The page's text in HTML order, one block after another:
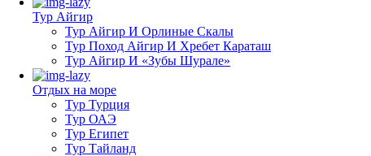
Тур Айгир
Тур Айгир И Орлиные Скалы
Тур Поход Айгир И Хребет Караташ
Тур Айгир И «Зубы Шурале»
Отдых на море
Тур Турция
Тур ОАЭ
Тур Египет
Тур Тайланд